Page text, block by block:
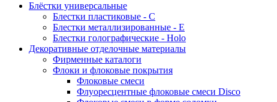
Блёстки универсальные
Блестки пластиковые - С
Блестки металлизированные - Е
Блестки голографические - Holo
Декоративные отделочные материалы
Фирменные каталоги
Флоки и флоковые покрытия
Флоковые смеси
Флуоресцентные флоковые смеси Disco